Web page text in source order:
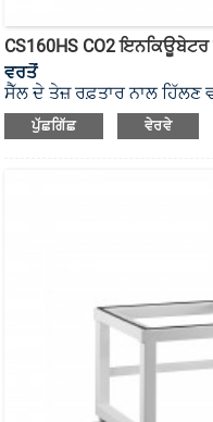
CS160HS CO2
ਵਰਤੋਂ
ਸੈੱਲ ਦੇ ਤੇਜ਼ ਰਫ਼ਤਾਰ ਨਾਲ
ਸਟਰਲਾਈਜ਼ੇਸ਼ਨ ਸਟੈਕੇਬਲ
ਅਤੇ ਡੁਅਲ-ਸ਼ੇਕਿੰਗ ਟ੍ਰੇ ਹੈ।
ਪੁੱਛਗਿੱਛ ਵੇਰਵੇ